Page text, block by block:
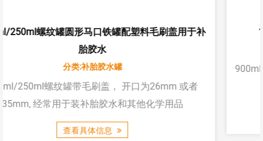
补
者
1L 输送带胶水金属螺纹铁罐带铁内塞和铁盖
900ml/1L金属螺纹铁罐带铁内塞和铁盖经常用于
带胶水，以及其他胶水等。